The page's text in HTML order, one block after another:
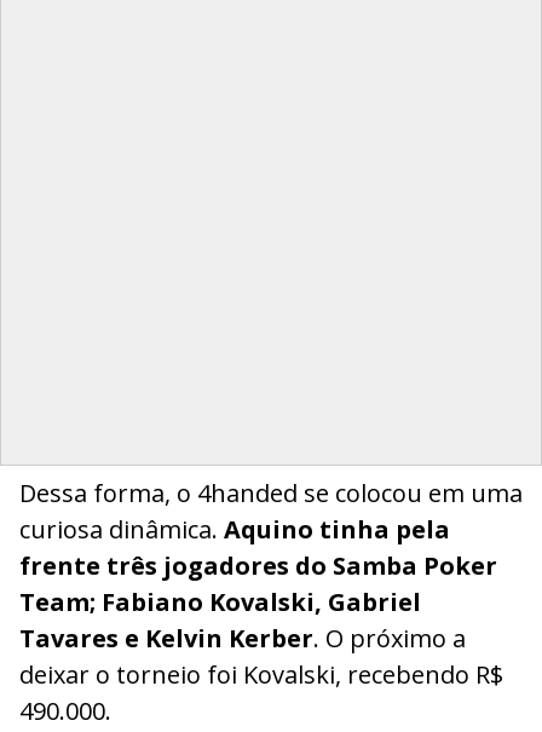
Dessa forma, o 4handed se colocou em uma
curiosa dinâmica. Aquino tinha pela
frente três jogadores do Samba Poker
Team; Fabiano Kovalski, Gabriel
Tavares e Kelvin Kerber. O próximo a
deixar o torneio foi Kovalski, recebendo R$
490.000.